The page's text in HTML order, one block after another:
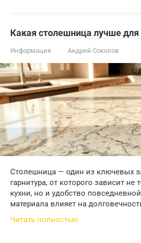
Какая столешница лучше для
Информация Андрей Соколов
Столешница — один из ключевых
гарнитура, от которого зависит
кухни, но и удобство
материала влияет на
Читать полностью